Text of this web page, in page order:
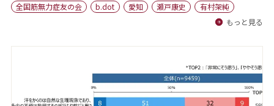
会社概要
全国筋無力症友の会
b.dot 愛知 瀬戸康史
有村架純
もっと見る